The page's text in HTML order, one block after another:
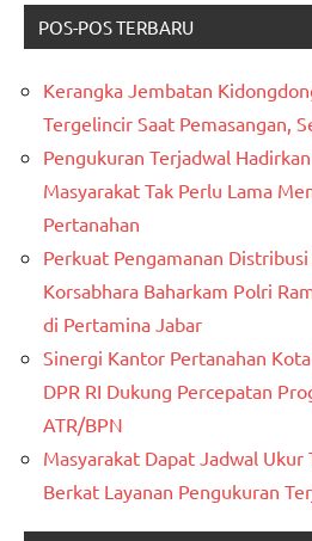
POS-POS TERBARU
Kerangka Jembatan
Tergelincir Saat Pemasangan,
Pengukuran Terjadwal
Masyarakat Tak Perlu Lama
Pertanahan
Perkuat Pengamanan
Korsabhara Baharkam Polri
di Pertamina Jabar
Sinergi Kantor Pertanahan
DPR RI Dukung Percepatan
ATR/BPN
Masyarakat Dapat Jadwal Ukur
Berkat Layanan Pengukuran